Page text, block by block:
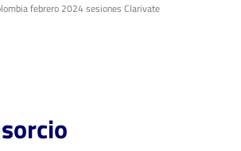
febrero 2024 sesiones Clarivate